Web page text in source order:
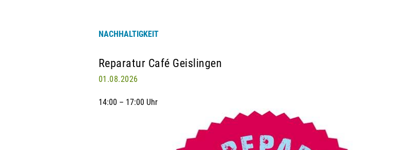
NACHHALTIGKEIT
Reparatur Café Geislingen
01.08.2026
14:00 – 17:00 Uhr